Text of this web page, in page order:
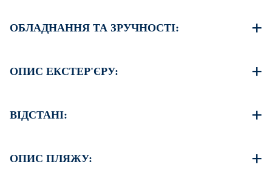
ОБЛАДНАННЯ ТА ЗРУЧНОСТІ:
Супутникове телебачення
Прибирання кімнати кожні 3 дні
ОПИС ЕКСТЕР'ЄРУ:
Ще одна парковка доступна за 150 метрів від нашого
ВІДСТАНІ:
Супермаркет 50 м
ОПИС ПЛЯЖУ: